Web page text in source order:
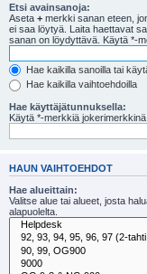
Etsi avainsanoja:
Aseta + merkki sanan eteen,
ei saa löytyä. Laita haettavat
sanan on löydyttävä. Käytä *-
Hae kaikilla sanoilla tai
Hae kaikilla vaihtoehdoilla
Hae käyttäjätunnuksella:
Käytä *-merkkiä jokerimerkkinä
HAUN VAIHTOEHDOT
Hae alueittain:
Valitse alue tai alueet, josta
alapuolelta.